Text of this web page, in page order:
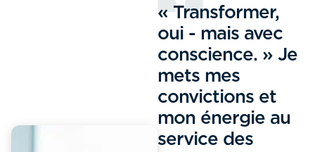
« Transformer,
oui - mais avec
conscience. » Je
mets mes
convictions et
mon énergie au
service des